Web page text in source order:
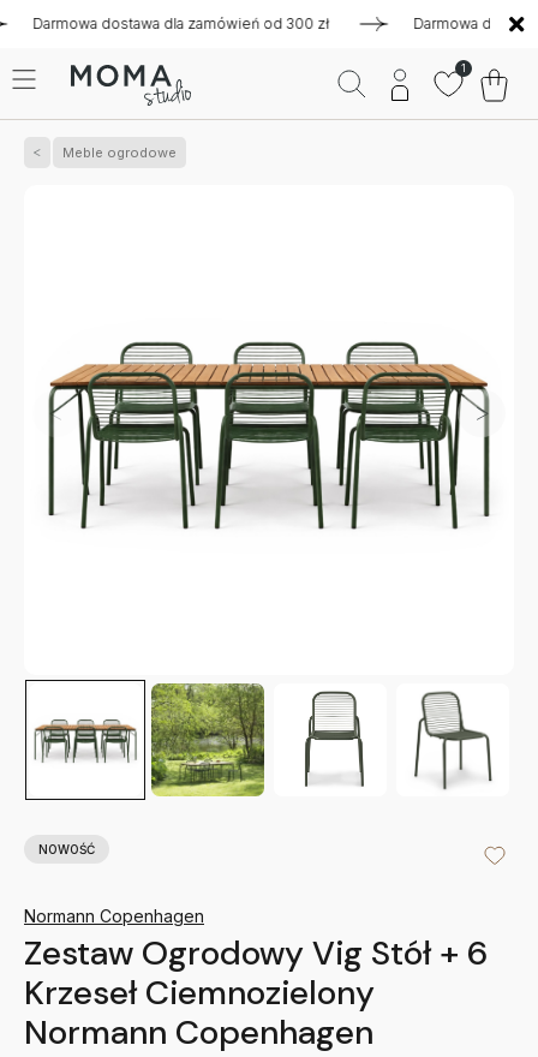
dostawa dla zamówień od 300 zł Darmowa dostawa dla
1
Meble ogrodowe
NOWOŚĆ
Normann Copenhagen
Zestaw Ogrodowy Vig Stół + 6
Krzeseł Ciemnozielony
Normann Copenhagen